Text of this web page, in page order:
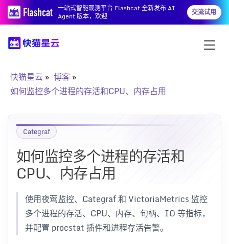
一站式智能观测平台 Flashcat 全新发布 AI
Agent 版本，欢迎
交流试用
快猫星云
博客
如何监控多个进程的存活和CPU、内存占用
Categraf
如何监控多个进程的存活和
CPU、内存占用
使用夜莺监控、Categraf 和 VictoriaMetrics 监控
多个进程的存活、CPU、内存、句柄、IO 等指标，
并配置 procstat 插件和进程存活告警。